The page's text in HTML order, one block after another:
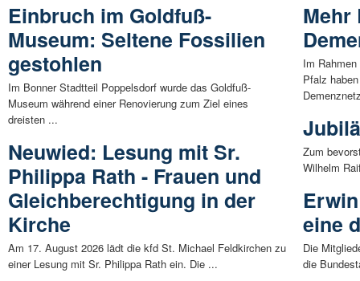
Einbruch im Goldfuß-
Museum: Seltene Fossilien
gestohlen
Im Bonner Stadtteil Poppelsdorf wurde das Goldfuß-
Museum während einer Renovierung zum Ziel eines
dreisten ...
Neuwied: Lesung mit Sr.
Philippa Rath - Frauen und
Gleichberechtigung in der
Kirche
Am 17. August 2026 lädt die kfd St. Michael Feldkirchen zu
einer Lesung mit Sr. Philippa Rath ein. Die ...
Mehr
Im
Pfalz
Zum
Wilhelm
eine
Die
die